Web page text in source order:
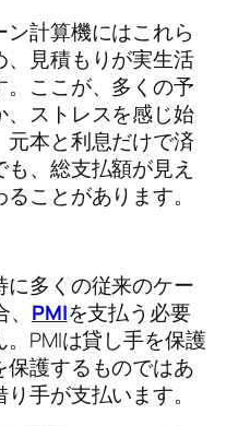
計算機にはこれら
見積もりが実生活
ここが、多くの予
ストレスを感じ始
本と利息だけで済
、総支払額が見え
ことがあります。
多くの従来のケー
PMIを支払う必要
PMIは貸し手を保護
護するものではあ
手が支払います。